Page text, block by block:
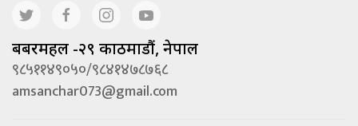
बबरमहल -२९ काठमाडौं, नेपाल
९८५११४९०५०/९८४१४७८७६८
amsanchar073@gmail.com